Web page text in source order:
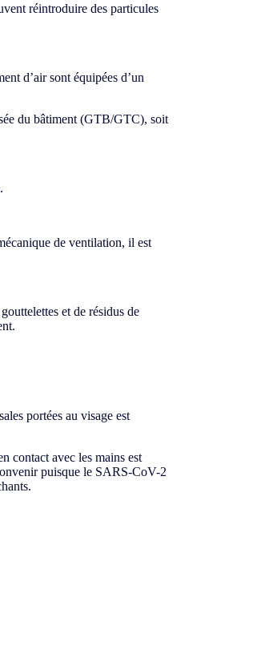
réintroduire des particules
d’air sont équipées d’un
du bâtiment (GTB/GTC), soit
de ventilation, il est
et de résidus de
portées au visage est
contact avec les mains est
puisque le SARS-CoV-2